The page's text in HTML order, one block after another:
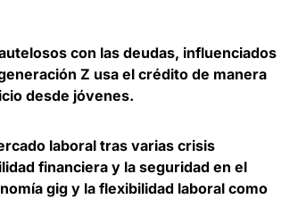
con las deudas, influenciados
Z usa el crédito de manera
desde jóvenes.
laboral tras varias crisis
financiera y la seguridad en el
gig y la flexibilidad laboral como